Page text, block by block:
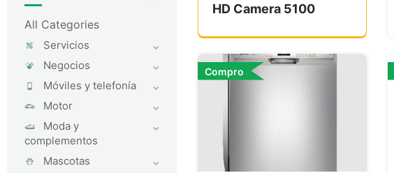
All Categories
Servicios
Negocios
Móviles y telefoní­a
Motor
Moda y
complementos
Mascotas
HD Camera 5100
Compro